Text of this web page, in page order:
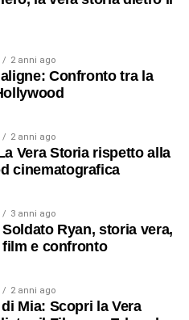
2 anni ago
Confronto tra la
2 anni ago
Vera Storia rispetto alla
cinematografica
3 anni ago
Ryan, storia vera,
e confronto
2 anni ago
Mia: Scopri la Vera